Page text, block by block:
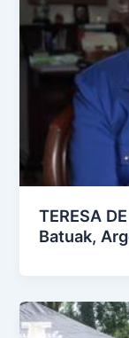
TERESA
Batuak,